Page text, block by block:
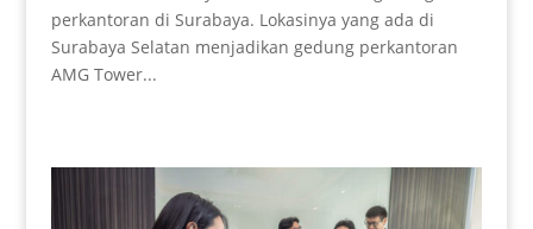
perkantoran di Surabaya. Lokasinya yang ada di
Surabaya Selatan menjadikan gedung perkantoran
AMG Tower...